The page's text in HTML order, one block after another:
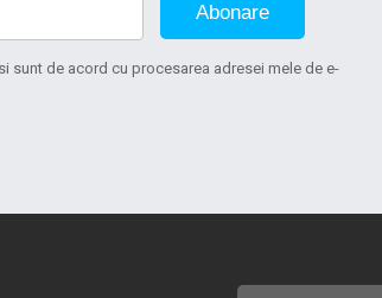
Abonare
sunt de acord cu procesarea adresei mele de e-